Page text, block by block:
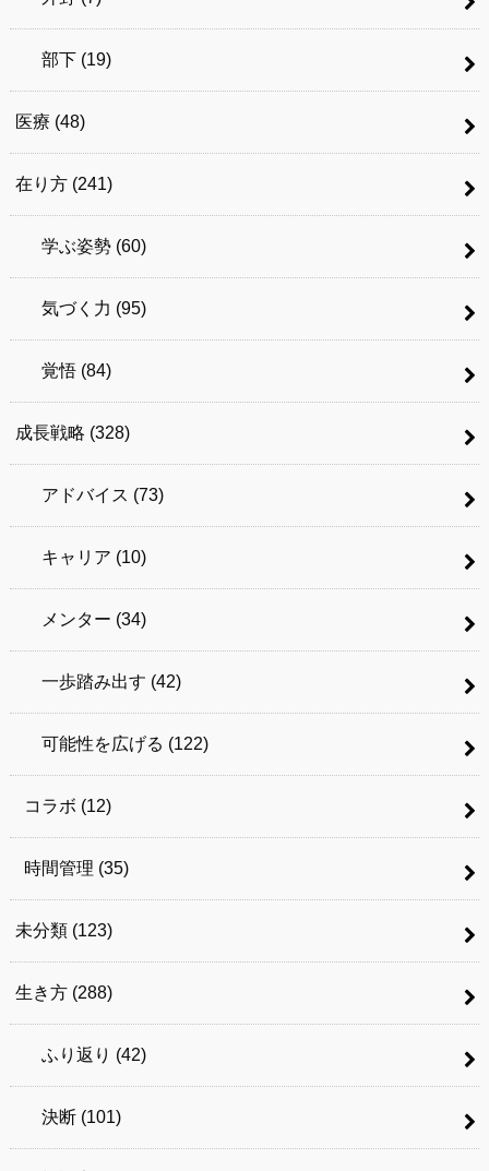
部下 (19)
医療 (48)
在り方 (241)
学ぶ姿勢 (60)
気づく力 (95)
覚悟 (84)
成長戦略 (328)
アドバイス (73)
キャリア (10)
メンター (34)
一歩踏み出す (42)
可能性を広げる (122)
コラボ (12)
時間管理 (35)
未分類 (123)
生き方 (288)
ふり返り (42)
決断 (101)